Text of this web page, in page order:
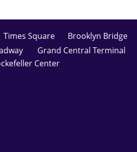
Times Square
Brooklyn Bridge
Grand Central Terminal
Center